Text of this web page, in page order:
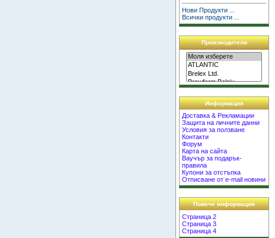
Нови Продукти ...
Всички продукти ...
Производители
Информация
Доставка & Рекламации
Защита на личните данни
Условия за ползване
Контакти
Форум
Карта на сайта
Ваучър за подарък-
правила
Купони за отстъпка
Отписване от e-mail новини
Повече информация
Страница 2
Страница 3
Страница 4